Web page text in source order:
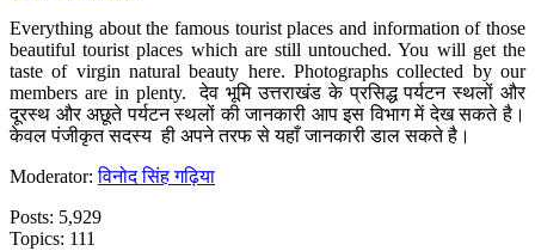
Everything about the famous tourist places and information of those
beautiful tourist places which are still untouched. You will get the
taste of virgin natural beauty here. Photographs collected by our
members are in plenty. देव भूमि उत्तराखंड के प्रसिद्ध पर्यटन स्थलों और
दूरस्थ और अछूते पर्यटन स्थलों की जानकारी आप इस विभाग में देख सकते है।
केवल पंजीकृत सदस्य ही अपने तरफ से यहाँ जानकारी डाल सकते है।
Moderator:विनोद सिंह गढ़िया
Posts: 5,929
Topics: 111